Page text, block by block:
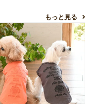
もっと見る